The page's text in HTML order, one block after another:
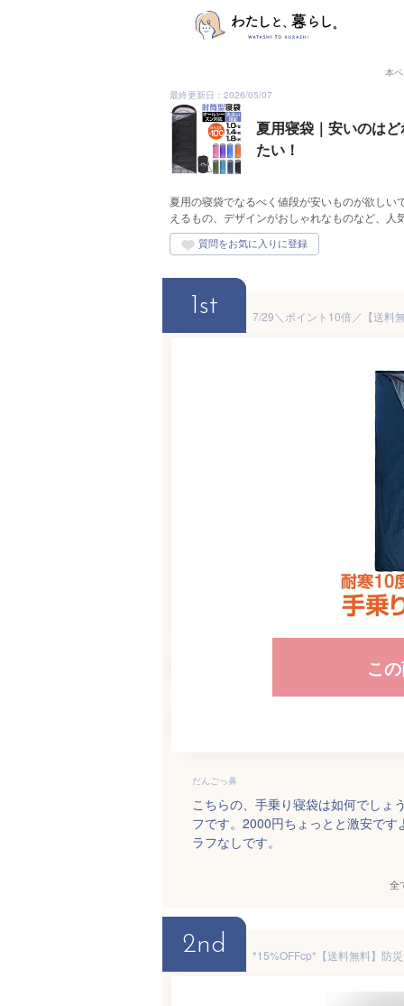
本
最終更新日：2026/05/07
夏用寝袋｜安いのは
たい！
夏用の寝袋でなるべく値段が安いものが欲し
えるもの、デザインがおしゃれなものなど、人
1st
こ
だんごっ鼻
こちらの、手乗り寝袋は如何でしょ
フです。2000円ちょっとと激安で
ラフなしです。
全
2nd